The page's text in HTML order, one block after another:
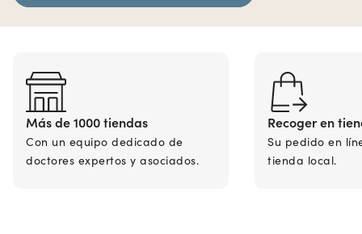
Más de 1000 tiendas
Con un equipo dedicado de
doctores expertos y asociados.
Recoger en
Su pedido en
tienda local.